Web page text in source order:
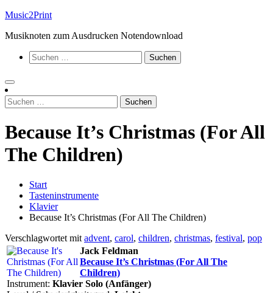
Zum
springen
Music2Print
Musiknoten zum Ausdrucken Notendownload
Suchen
nach:
Suchen
nach:
Because It’s Christmas (For All
The Children)
Start
Tasteninstrumente
Klavier
Because It’s Christmas (For All The Children)
Verschlagwortet mit advent, carol, children, christmas, festival, pop
Jack Feldman
Because It’s Christmas (For All The
Children)
Instrument: Klavier Solo (Anfänger)